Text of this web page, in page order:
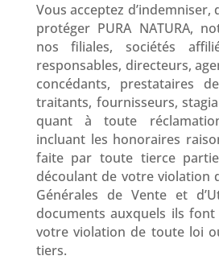
Vous acceptez
protéger PURA NATURA,
nos filiales, sociétés
responsables, directeurs,
concédants, prestataires
traitants, fournisseurs,
quant à toute
incluant les honoraires
faite par toute tierce
découlant de votre violation
Générales de Vente et
documents auxquels ils
votre violation de toute loi
tiers.